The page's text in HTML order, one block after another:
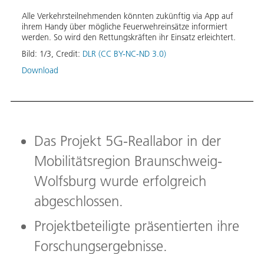
Alle Verkehrsteilnehmenden könnten zukünftig via App auf
ihrem Handy über mögliche Feuerwehreinsätze informiert
werden. So wird den Rettungskräften ihr Einsatz erleichtert.
Bild: 1/3, Credit: DLR (CC BY-NC-ND 3.0)
Download
Das Projekt 5G-Reallabor in der
Mobilitätsregion Braunschweig-
Wolfsburg wurde erfolgreich
abgeschlossen.
Projektbeteiligte präsentierten ihre
Forschungsergebnisse.